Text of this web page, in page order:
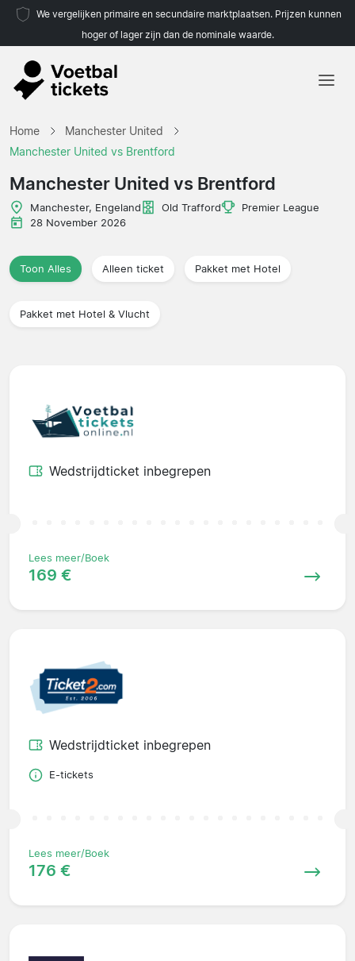
We vergelijken primaire en secundaire marktplaatsen. Prijzen kunnen
hoger of lager zijn dan de nominale waarde.
Teams
Competities
Reisorganisaties
Home
Manchester United
Manchester United vs Brentford
Manchester United vs Brentford
Manchester, Engeland Old Trafford
Premier League
28 November 2026
Toon Alles Alleen ticket Pakket met Hotel
Pakket met Hotel & Vlucht
Wedstrijdticket inbegrepen
Lees meer/Boek
169 €
Wedstrijdticket inbegrepen
E-tickets
Lees meer/Boek
176 €